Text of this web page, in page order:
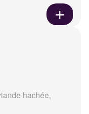
hachée,